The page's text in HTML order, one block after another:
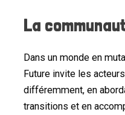
La
Dans un monde en
Future invite les
différemment, en
transitions et en